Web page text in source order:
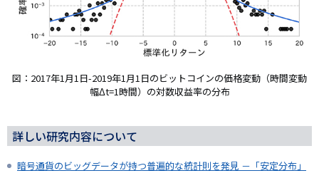
図：2017年1月1日-2019年1月1日のビットコインの価格変動（時間変動
幅Δt=1時間）の対数収益率の分布
詳しい研究内容について
暗号通貨のビッグデータが持つ普遍的な統計則を発見 －「安定分布」